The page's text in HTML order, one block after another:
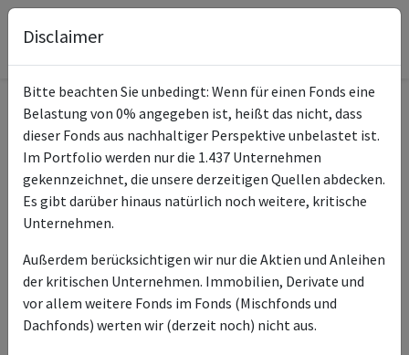
Informationen zum Fonds
Name
UBS MSCI AC Asia ex Japan
SF UCITS ETF USD acc
ISIN des Fonds
Typ des Fonds ETF
Fondsmanagement
UBS Asset Management
Europe SA
Disclaimer
Bitte beachten Sie unbedingt: Wenn für einen Fonds eine
Belastung von 0% angegeben ist, heißt das nicht, dass
dieser Fonds aus nachhaltiger Perspektive unbelastet ist.
Im Portfolio werden nur die 1.437 Unternehmen
gekennzeichnet, die unsere derzeitigen Quellen abdecken.
Es gibt darüber hinaus natürlich noch weitere, kritische
Unternehmen.
Außerdem berücksichtigen wir nur die Aktien und Anleihen
der kritischen Unternehmen. Immobilien, Derivate und
vor allem weitere Fonds im Fonds (Mischfonds und
Dachfonds) werten wir (derzeit noch) nicht aus.